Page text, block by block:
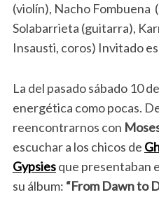
(violín), Nacho Fombuena
Solabarrieta (guitarra),
Insausti, coros) Invitado
La del pasado sábado 10
energética como pocas.
reencontrarnos con
escuchar a los chicos de
Gypsiesque presentaban
su álbum: “From Dawn to